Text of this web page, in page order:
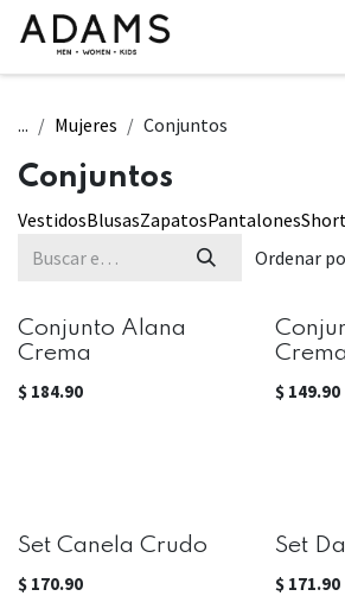
Ir al contenido
... Mujeres Conjuntos
Conjuntos
VestidosBlusasZapatosPantalones
Ordenar
Conjunto Alana
Crema
$ 184.90
Crema
$ 149.90
Set Canela Crudo
$ 170.90
Set
$ 171.90